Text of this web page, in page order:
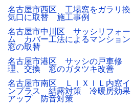
名古屋市西区 工場窓をガラリ換
気口に取替 施工事例
名古屋市中川区 サッシリフォー
ム カバー工法によるマンション
窓の取替
名古屋市港区 サッシの戸車修
理、交換 窓のガタツキ改善
名古屋市南区 ＬＩＸＩＬ内窓イ
ンプラス 結露対策 冷暖房効果
アップ 防音対策